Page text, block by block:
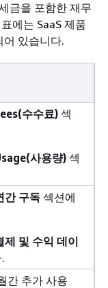
금을 포함한 재무
에는 SaaS 제품
어 있습니다.
수수료) 섹
사용량) 섹
간 구독섹션에
제 및 수익 데이
간 추가 사용